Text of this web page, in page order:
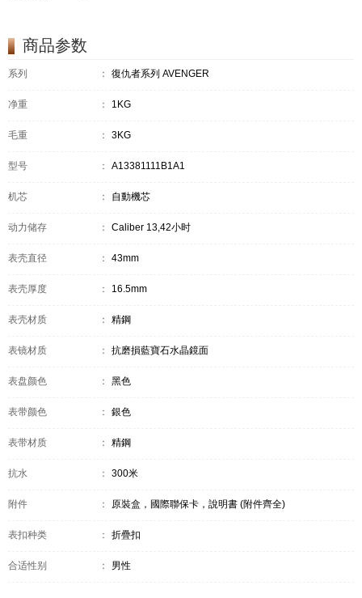
商品参数
系列 ： 復仇者系列 AVENGER
净重 ： 1KG
毛重 ： 3KG
型号 ： A13381111B1A1
机芯 ： 自動機芯
动力储存 ： Caliber 13,42小时
表壳直径 ： 43mm
表壳厚度 ： 16.5mm
表壳材质 ： 精鋼
表镜材质 ： 抗磨損藍寶石水晶鏡面
表盘颜色 ： 黑色
表带颜色 ： 銀色
表带材质 ： 精鋼
抗水 ： 300米
附件 ： 原裝盒，國際聯保卡，說明書 (附件齊全)
表扣种类 ： 折疊扣
合适性别 ： 男性